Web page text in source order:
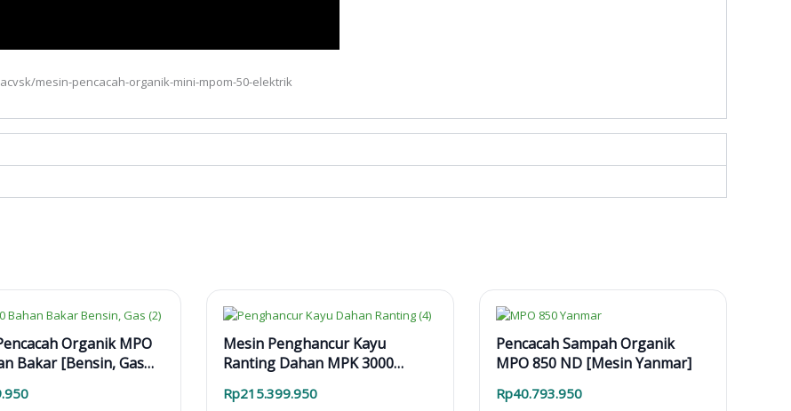
mesin-pencacah-organik-mini-mpom-50-elektrik
Organik MPO
Bakar [Bensin, Gas
Mesin Penghancur Kayu
Ranting Dahan MPK 3000
Rp215.399.950
Pencacah Sampah Organik
MPO 850 ND [Mesin Yanmar]
Rp40.793.950